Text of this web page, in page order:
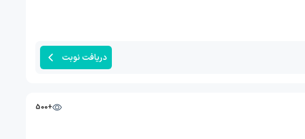
دریافت نوبت
+500